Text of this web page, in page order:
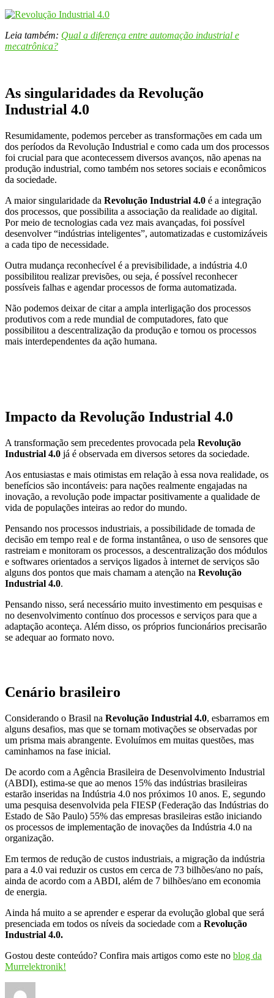
Leia também: Qual a diferença entre automação industrial e
mecatrônica?
As singularidades da Revolução
Industrial 4.0
Resumidamente, podemos perceber as transformações em cada um
dos períodos da Revolução Industrial e como cada um dos processos
foi crucial para que acontecessem diversos avanços, não apenas na
produção industrial, como também nos setores sociais e econômicos
da sociedade.
A maior singularidade da Revolução Industrial 4.0 é a integração
dos processos, que possibilita a associação da realidade ao digital.
Por meio de tecnologias cada vez mais avançadas, foi possível
desenvolver “indústrias inteligentes”, automatizadas e customizáveis
a cada tipo de necessidade.
Outra mudança reconhecível é a previsibilidade, a indústria 4.0
possibilitou realizar previsões, ou seja, é possível reconhecer
possíveis falhas e agendar processos de forma automatizada.
Não podemos deixar de citar a ampla interligação dos processos
produtivos com a rede mundial de computadores, fato que
possibilitou a descentralização da produção e tornou os processos
mais interdependentes da ação humana.
Impacto da Revolução Industrial 4.0
A transformação sem precedentes provocada pela Revolução
Industrial 4.0 já é observada em diversos setores da sociedade.
Aos entusiastas e mais otimistas em relação à essa nova realidade, os
benefícios são incontáveis: para nações realmente engajadas na
inovação, a revolução pode impactar positivamente a qualidade de
vida de populações inteiras ao redor do mundo.
Pensando nos processos industriais, a possibilidade de tomada de
decisão em tempo real e de forma instantânea, o uso de sensores que
rastreiam e monitoram os processos, a descentralização dos módulos
e softwares orientados a serviços ligados à internet de serviços são
alguns dos pontos que mais chamam a atenção na Revolução
Industrial 4.0.
Pensando nisso, será necessário muito investimento em pesquisas e
no desenvolvimento contínuo dos processos e serviços para que a
adaptação aconteça. Além disso, os próprios funcionários precisarão
se adequar ao formato novo.
Cenário brasileiro
Considerando o Brasil na Revolução Industrial 4.0, esbarramos em
alguns desafios, mas que se tornam motivações se observadas por
um prisma mais abrangente. Evoluímos em muitas questões, mas
caminhamos na fase inicial.
De acordo com a Agência Brasileira de Desenvolvimento Industrial
(ABDI), estima-se que ao menos 15% das indústrias brasileiras
estarão inseridas na Indústria 4.0 nos próximos 10 anos. E, segundo
uma pesquisa desenvolvida pela FIESP (Federação das Indústrias do
Estado de São Paulo) 55% das empresas brasileiras estão iniciando
os processos de implementação de inovações da Indústria 4.0 na
organização.
Em termos de redução de custos industriais, a migração da indústria
para a 4.0 vai reduzir os custos em cerca de 73 bilhões/ano no país,
ainda de acordo com a ABDI, além de 7 bilhões/ano em economia
de energia.
Ainda há muito a se aprender e esperar da evolução global que será
presenciada em todos os níveis da sociedade com a Revolução
Industrial 4.0.
Gostou deste conteúdo? Confira mais artigos como este no blog da
Murrelektronik!